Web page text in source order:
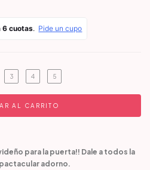
3 4 5
para la puerta!! Dale a todos la
adorno.